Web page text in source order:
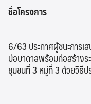
ชื่อโครงการ
6/63 ประกาศผู้ชนะการเ
บ่อบาดาลพร้อมก่อสร้างร
ชุมชนที่ 3 หมู่ที่ 3 ด้วยวิธีป